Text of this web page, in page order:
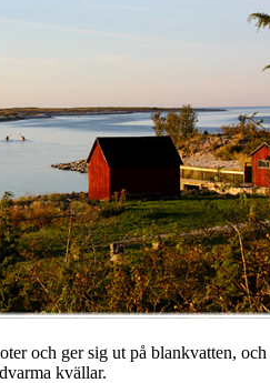
och ger sig ut på blankvatten, och
kvällar.